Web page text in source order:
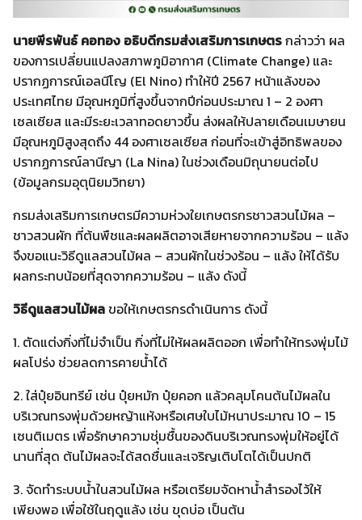
นายพีรพันธ์ คอทอง อธิบดีกรมส่งเสริมการเกษตรกล่าวว่า ผล
ของการเปลี่ยนแปลงสภาพภูมิอากาศ (Climate Change) และ
ปรากฏการณ์เอลนีโญ (El Nino) ทำให้ปี 2567 หน้าแล้งของ
ประเทศไทย มีอุณหภูมิที่สูงขึ้นจากปีก่อนประมาณ 1 – 2 องศา
เซลเซียส และมีระยะเวลาทอดยาวขึ้น ส่งผลให้ปลายเดือนเมษายน
มีอุณหภูมิสูงสุดถึง 44 องศาเซลเซียส ก่อนที่จะเข้าสู่อิทธิพลของ
ปรากฏการณ์ลานีญา (La Nina) ในช่วงเดือนมิถุนายนต่อไป
(ข้อมูลกรมอุตุนิยมวิทยา)
กรมส่งเสริมการเกษตรมีความห่วงใยเกษตรกรชาวสวนไม้ผล –
ชาวสวนผัก ที่ต้นพืชและผลผลิตอาจเสียหายจากความร้อน – แล้ง
จึงขอแนะวิธีดูแลสวนไม้ผล – สวนผักในช่วงร้อน – แล้ง ให้ได้รับ
ผลกระทบน้อยที่สุดจากความร้อน – แล้ง ดังนี้
วิธีดูแลสวนไม้ผล ขอให้เกษตรกรดำเนินการ ดังนี้
1. ตัดแต่งกิ่งที่ไม่จำเป็น กิ่งที่ไม่ให้ผลผลิตออก เพื่อทำให้ทรงพุ่มไม้
ผลโปร่ง ช่วยลดการคายน้ำได้
2. ใส่ปุ๋ยอินทรีย์ เช่น ปุ๋ยหมัก ปุ๋ยคอก แล้วคลุมโคนต้นไม้ผลใน
บริเวณทรงพุ่มด้วยหญ้าแห้งหรือเศษใบไม้หนาประมาณ 10 – 15
เซนติเมตร เพื่อรักษาความชุ่มชื้นของดินบริเวณทรงพุ่มให้อยู่ได้
นานที่สุด ต้นไม้ผลจะได้สดชื่นและเจริญเติบโตได้เป็นปกติ
3. จัดทำระบบน้ำในสวนไม้ผล หรือเตรียมจัดหาน้ำสำรองไว้ให้
เพียงพอ เพื่อใช้ในฤดูแล้ง เช่น ขุดบ่อ เป็นต้น